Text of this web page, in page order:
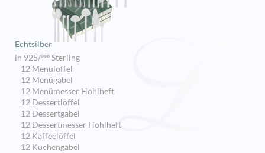
Echtsilber
in 925/ººº Sterling
12 Menülöffel
12 Menügabel
12 Menümesser Hohlheft
12 Dessertlöffel
12 Dessertgabel
12 Dessertmesser Hohlheft
12 Kaffeelöffel
12 Kuchengabel